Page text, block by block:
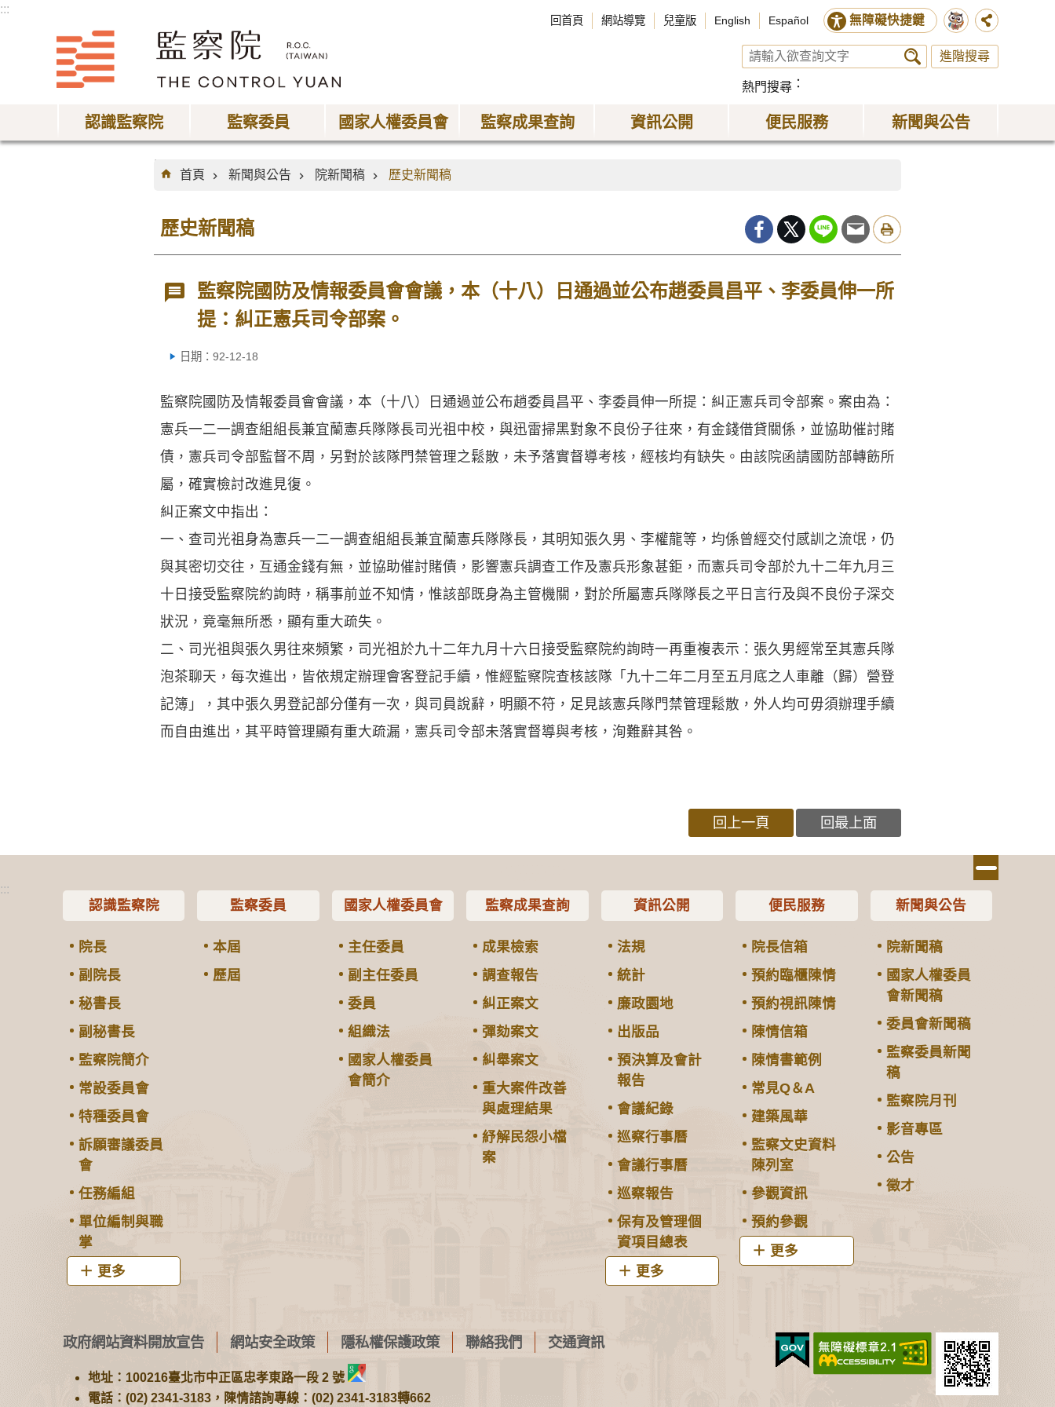
:::
回首頁 網站導覽 兒童版 English Español 無障礙快捷鍵
進階搜尋
熱門搜尋
認識監察院 監察委員 國家人權委員會 監察成果查詢 資訊公開 便民服務 新聞與公告
:::
首頁
新聞與公告 院新聞稿 歷史新聞稿
歷史新聞稿
監察院國防及情報委員會會議，本（十八）日通過並公布趙委員昌平、李委員伸一所
提：糾正憲兵司令部案。
日期：92-12-18
監察院國防及情報委員會會議，本（十八）日通過並公布趙委員昌平、李委員伸一所提：糾正憲兵司令部案。案由為：
憲兵一二一調查組組長兼宜蘭憲兵隊隊長司光祖中校，與迅雷掃黑對象不良份子往來，有金錢借貸關係，並協助催討賭
債，憲兵司令部監督不周，另對於該隊門禁管理之鬆散，未予落實督導考核，經核均有缺失。由該院函請國防部轉飭所
屬，確實檢討改進見復。
糾正案文中指出：
一、查司光祖身為憲兵一二一調查組組長兼宜蘭憲兵隊隊長，其明知張久男、李權龍等，均係曾經交付感訓之流氓，仍
與其密切交往，互通金錢有無，並協助催討賭債，影響憲兵調查工作及憲兵形象甚鉅，而憲兵司令部於九十二年九月三
十日接受監察院約詢時，稱事前並不知情，惟該部既身為主管機關，對於所屬憲兵隊隊長之平日言行及與不良份子深交
狀況，竟毫無所悉，顯有重大疏失。
二、司光祖與張久男往來頻繁，司光祖於九十二年九月十六日接受監察院約詢時一再重複表示：張久男經常至其憲兵隊
泡茶聊天，每次進出，皆依規定辦理會客登記手續，惟經監察院查核該隊「九十二年二月至五月底之人車離（歸）營登
記簿」，其中張久男登記部分僅有一次，與司員說辭，明顯不符，足見該憲兵隊門禁管理鬆散，外人均可毋須辦理手續
而自由進出，其平時管理顯有重大疏漏，憲兵司令部未落實督導與考核，洵難辭其咎。
回上一頁 回最上面
:::
認識監察院
院長
副院長
秘書長
副秘書長
監察院簡介
常設委員會
特種委員會
訴願審議委員
會
任務編組
單位編制與職
掌
更多
監察委員
本屆
歷屆
國家人權委員會
主任委員
副主任委員
委員
組織法
國家人權委員
會簡介
監察成果查詢
成果檢索
調查報告
糾正案文
彈劾案文
糾舉案文
重大案件改善
與處理結果
紓解民怨小檔
案
資訊公開
法規
統計
廉政園地
出版品
預決算及會計
報告
會議紀錄
巡察行事曆
會議行事曆
巡察報告
保有及管理個
資項目總表
更多
便民服務
院長信箱
預約臨櫃陳情
預約視訊陳情
陳情信箱
陳情書範例
常見Q＆A
建築風華
監察文史資料
陳列室
參觀資訊
預約參觀
更多
新聞與公告
院新聞稿
國家人權委員
會新聞稿
委員會新聞稿
監察委員新聞
稿
監察院月刊
影音專區
公告
徵才
政府網站資料開放宣告 網站安全政策 隱私權保護政策 聯絡我們 交通資訊
地址：100216臺北市中正區忠孝東路一段 2 號
電話：(02) 2341-3183，陳情諮詢專線：(02) 2341-3183轉662